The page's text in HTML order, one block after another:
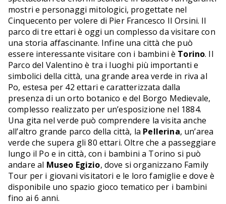
mostri e personaggi mitologici, progettate nel
Cinquecento per volere di Pier Francesco II Orsini. Il
parco di tre ettari è oggi un complesso da visitare con
una storia affascinante. Infine una città che può
essere interessante visitare con i bambini è Torino. Il
Parco del Valentino è tra i luoghi più importanti e
simbolici della città, una grande area verde in riva al
Po, estesa per 42 ettari e caratterizzata dalla
presenza di un orto botanico e del Borgo Medievale,
complesso realizzato per un’esposizione nel 1884.
Una gita nel verde può comprendere la visita anche
all’altro grande parco della città, la Pellerina, un’area
verde che supera gli 80 ettari. Oltre che a passeggiare
lungo il Po e in città, con i bambini a Torino si può
andare al Museo Egizio, dove si organizzano Family
Tour per i giovani visitatori e le loro famiglie e dove è
disponibile uno spazio gioco tematico per i bambini
fino ai 6 anni.